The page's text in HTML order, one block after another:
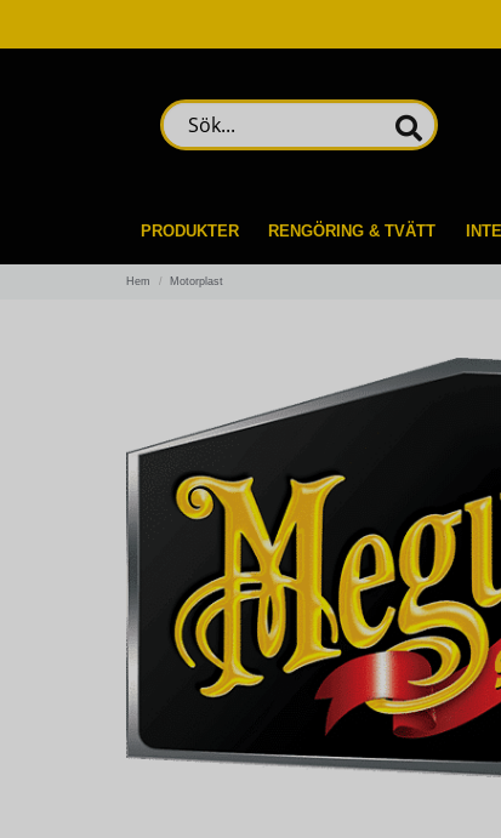
Sök...
PRODUKTER RENGÖRING & TVÄTT
Hem Motorplast